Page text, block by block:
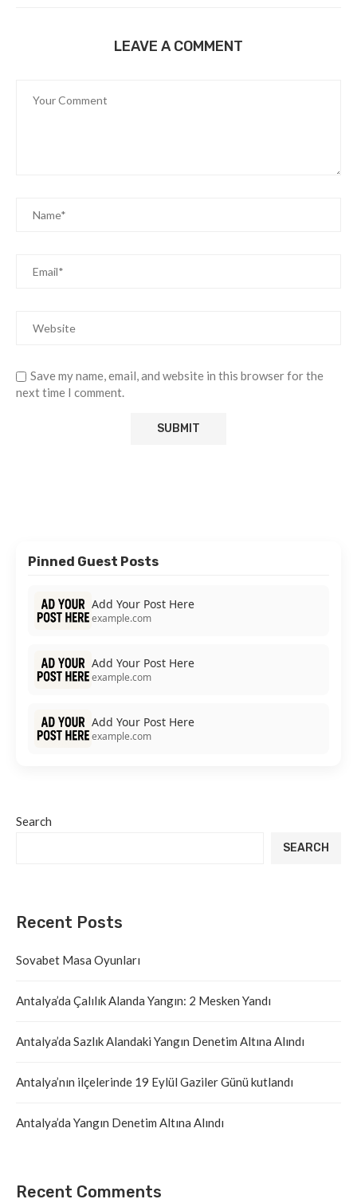
LEAVE A COMMENT
Save my name, email, and website in this browser for the
next time I comment.
Pinned Guest Posts
Add Your Post Here
example.com
Add Your Post Here
example.com
Add Your Post Here
example.com
Search
SEARCH
Recent Posts
Sovabet Masa Oyunları
Antalya’da Çalılık Alanda Yangın: 2 Mesken Yandı
Antalya’da Sazlık Alandaki Yangın Denetim Altına Alındı
Antalya’nın ilçelerinde 19 Eylül Gaziler Günü kutlandı
Antalya’da Yangın Denetim Altına Alındı
Recent Comments